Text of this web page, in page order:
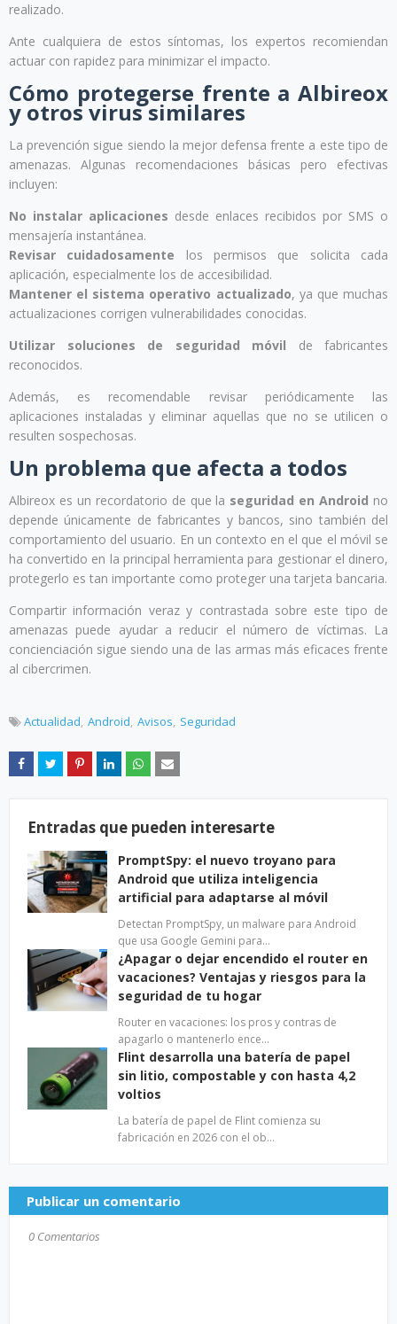
realizado.
Ante cualquiera de estos síntomas, los expertos recomiendan
actuar con rapidez para minimizar el impacto.
Cómo protegerse frente a Albireox
y otros virus similares
La prevención sigue siendo la mejor defensa frente a este tipo de
amenazas. Algunas recomendaciones básicas pero efectivas
incluyen:
No instalar aplicaciones desde enlaces recibidos por SMS o
mensajería instantánea.
Revisar cuidadosamente los permisos que solicita cada
aplicación, especialmente los de accesibilidad.
Mantener el sistema operativo actualizado, ya que muchas
actualizaciones corrigen vulnerabilidades conocidas.
Utilizar soluciones de seguridad móvil de fabricantes
reconocidos.
Además, es recomendable revisar periódicamente las
aplicaciones instaladas y eliminar aquellas que no se utilicen o
resulten sospechosas.
Un problema que afecta a todos
Albireox es un recordatorio de que la seguridad en Android no
depende únicamente de fabricantes y bancos, sino también del
comportamiento del usuario. En un contexto en el que el móvil se
ha convertido en la principal herramienta para gestionar el dinero,
protegerlo es tan importante como proteger una tarjeta bancaria.
Compartir información veraz y contrastada sobre este tipo de
amenazas puede ayudar a reducir el número de víctimas. La
concienciación sigue siendo una de las armas más eficaces frente
al cibercrimen.
Actualidad Android Avisos Seguridad
Entradas que pueden interesarte
PromptSpy: el nuevo troyano para
Android que utiliza inteligencia
artificial para adaptarse al móvil
Detectan PromptSpy, un malware para Android
que usa Google Gemini para…
¿Apagar o dejar encendido el router en
vacaciones? Ventajas y riesgos para la
seguridad de tu hogar
Router en vacaciones: los pros y contras de
apagarlo o mantenerlo ence…
Flint desarrolla una batería de papel
sin litio, compostable y con hasta 4,2
voltios
La batería de papel de Flint comienza su
fabricación en 2026 con el ob…
Publicar un comentario
0 Comentarios